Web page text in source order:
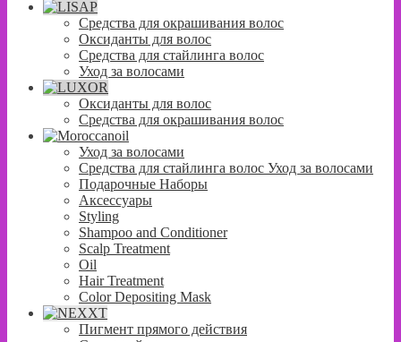
Средства для окрашивания волос
Оксиданты для волос
Средства для стайлинга волос
Уход за волосами
Оксиданты для волос
Средства для окрашивания волос
Уход за волосами
Средства для стайлинга волос Уход за волосами
Подарочные Наборы
Аксессуары
Styling
Shampoo and Conditioner
Scalp Treatment
Oil
Hair Treatment
Color Depositing Mask
Пигмент прямого действия